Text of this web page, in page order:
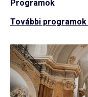
Programok
További programok